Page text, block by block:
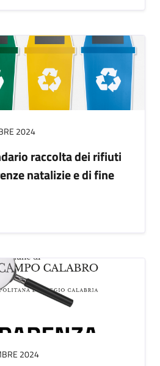
2024
raccolta dei rifiuti
natalizie e di fine
2024